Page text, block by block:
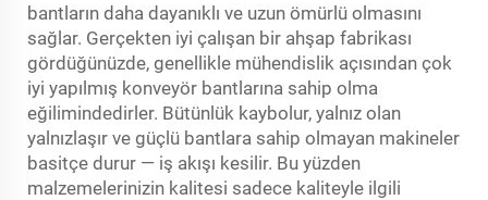
bantların daha dayanıklı ve uzun ömürlü olmasını
sağlar. Gerçekten iyi çalışan bir ahşap fabrikası
gördüğünüzde, genellikle mühendislik açısından çok
iyi yapılmış konveyör bantlarına sahip olma
eğilimindedirler. Bütünlük kaybolur, yalnız olan
yalnızlaşır ve güçlü bantlara sahip olmayan makineler
basitçe durur — iş akışı kesilir. Bu yüzden
malzemelerinizin kalitesi sadece kaliteyle ilgili